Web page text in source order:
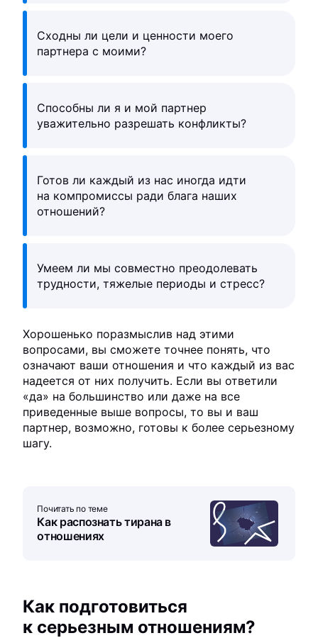
Сходны ли цели и ценности моего
партнера с моими?
Способны ли я и мой партнер
уважительно разрешать конфликты?
Готов ли каждый из нас иногда идти
на компромиссы ради блага наших
отношений?
Умеем ли мы совместно преодолевать
трудности, тяжелые периоды и стресс?
Хорошенько поразмыслив над этими
вопросами, вы сможете точнее понять, что
означают ваши отношения и что каждый из вас
надеется от них получить. Если вы ответили
«да» на большинство или даже на все
приведенные выше вопросы, то вы и ваш
партнер, возможно, готовы к более серьезному
шагу.
Почитать по теме
Как распознать тирана в
отношениях
Как подготовиться
к серьезным отношениям?